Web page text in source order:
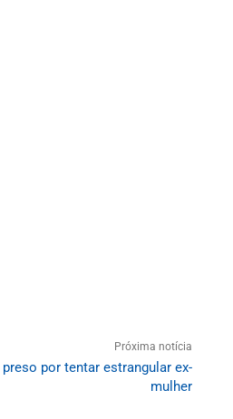
Próxima notícia
por tentar estrangular ex-
mulher